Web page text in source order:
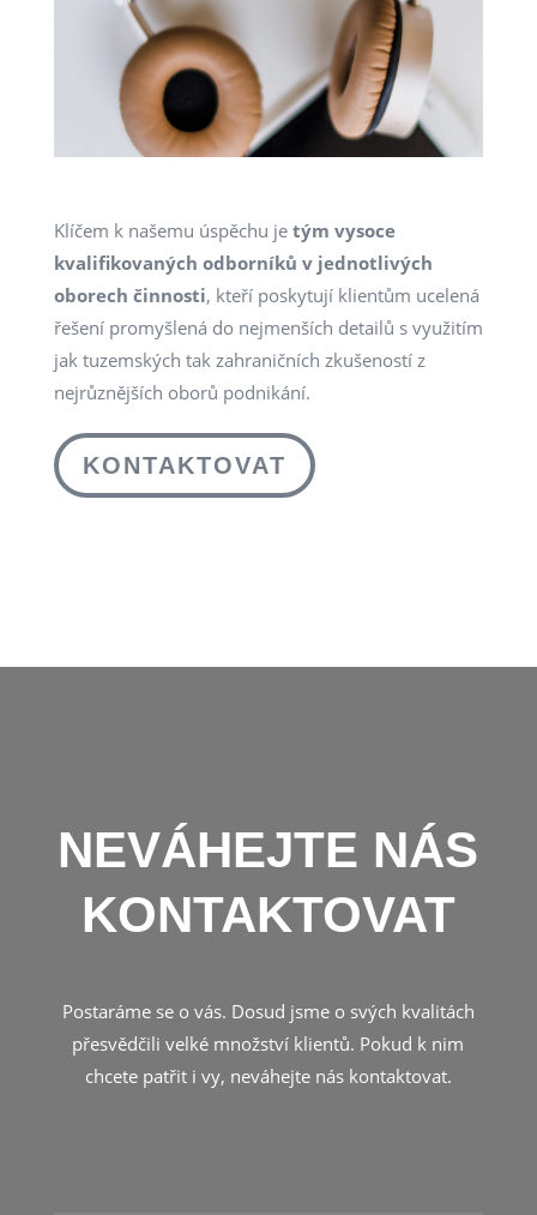
Klíčem k našemu úspěchu je tým vysoce
kvalifikovaných odborníků v jednotlivých
oborech činnosti, kteří poskytují klientům ucelená
řešení promyšlená do nejmenších detailů s využitím
jak tuzemských tak zahraničních zkušeností z
nejrůznějších oborů podnikání.
KONTAKTOVAT
NEVÁHEJTE NÁS
KONTAKTOVAT
Postaráme se o vás. Dosud jsme o svých kvalitách
přesvědčili velké množství klientů. Pokud k nim
chcete patřit i vy, neváhejte nás kontaktovat.